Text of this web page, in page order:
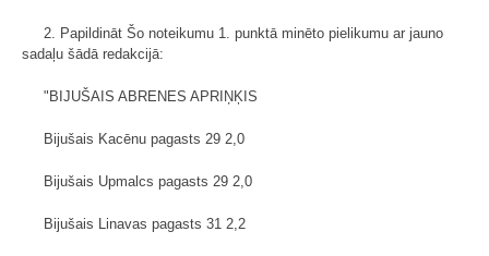
2. Papildināt Šo noteikumu 1. punktā minēto pielikumu ar jauno
sadaļu šādā redakcijā:
"BIJUŠAIS ABRENES APRIŅĶIS
Bijušais Kacēnu pagasts 29 2,0
Bijušais Upmalcs pagasts 29 2,0
Bijušais Linavas pagasts 31 2,2